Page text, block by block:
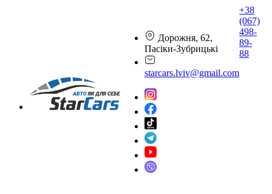
Дорожня, 62,
Пасіки-Зубрицькі
starcars.lviv@gmail.com
+38
(067)
498-
89-
88